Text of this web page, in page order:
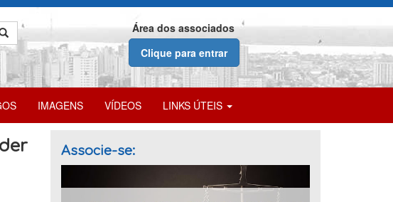
Área dos associados
Clique para entrar
IMAGENS VÍDEOS LINKS ÚTEIS
Associe-se: